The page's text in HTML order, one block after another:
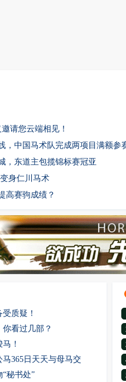
请您云端相见！
，中国马术队完成两项目满额参
，东道主包揽锦标赛冠亚
身仁川马术
高赛驹成绩？
质疑！
看过几部？
！
马365日天天与母马交
秘书处”